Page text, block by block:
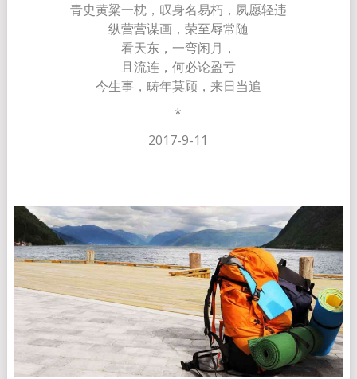
青史黄粱一枕， 叹身名易朽，夙愿轻违
纵营营谋画，荣至辱常随
看天东，一弯闲月，
且流连，何必论盈亏
今生事，畴年莫顾，来日当追
*
2017-9-11